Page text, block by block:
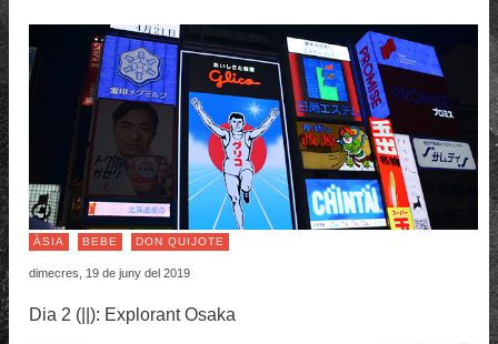
ÀSIA BEBE DON QUIJOTE
dimecres, 19 de juny del 2019
Dia 2 (||): Explorant Osaka